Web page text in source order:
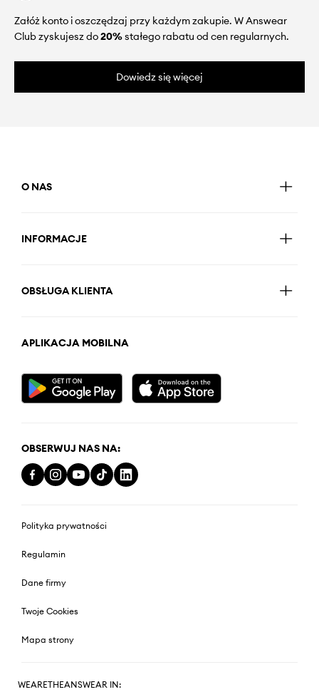
Załóż konto i oszczędzaj przy każdym zakupie. W Answear
Club zyskujesz do20%stałego rabatu od cen regularnych.
Dowiedz się więcej
O NAS
INFORMACJE
OBSŁUGA KLIENTA
APLIKACJA MOBILNA
OBSERWUJ NAS NA:
Polityka prywatności
Regulamin
Dane firmy
Twoje Cookies
Mapa strony
WEARETHEANSWEAR IN: